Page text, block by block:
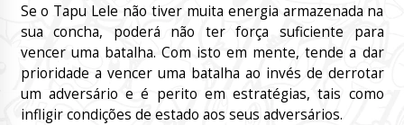
Se o Tapu Lele não tiver muita energia armazenada na
sua concha, poderá não ter força suficiente para
vencer uma batalha. Com isto em mente, tende a dar
prioridade a vencer uma batalha ao invés de derrotar
um adversário e é perito em estratégias, tais como
infligir condições de estado aos seus adversários.